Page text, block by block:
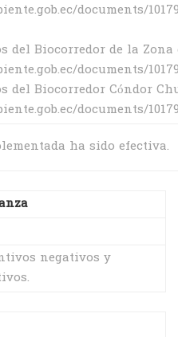
documents/
del Biocorredor de la
documents/
del Biocorredor Cóndor
documents/
ha sido efectiva.
negativos y